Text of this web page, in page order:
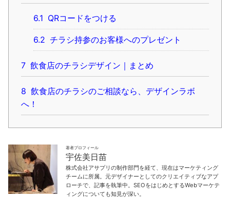
6.1 QRコードをつける
6.2 チラシ持参のお客様へのプレゼント
7 飲食店のチラシデザイン｜まとめ
8 飲食店のチラシのご相談なら、デザインラボ
へ！
著者プロフィール
宇佐美日苗
株式会社アサプリの制作部門を経て、現在はマーケティング
チームに所属。元デザイナーとしてのクリエイティブなアプ
ローチで、記事を執筆中。SEOをはじめとするWebマーケテ
ィングについても知見が深い。